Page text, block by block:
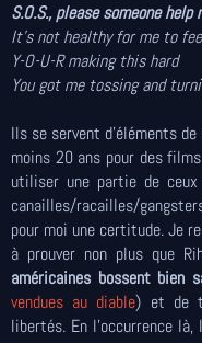
S.O.S.,please someone help
It's not healthy for me to
Y-O-U-R making this hard
You got me tossing and
Ils se servent d'éléments
moins 20 ans pour des
utiliser une partie de
canailles/racailles/
pour moi une certitude. Je
à prouver non plus que
américaines bossent bien
vendues au diable) et de
libertés. En l'occurrence